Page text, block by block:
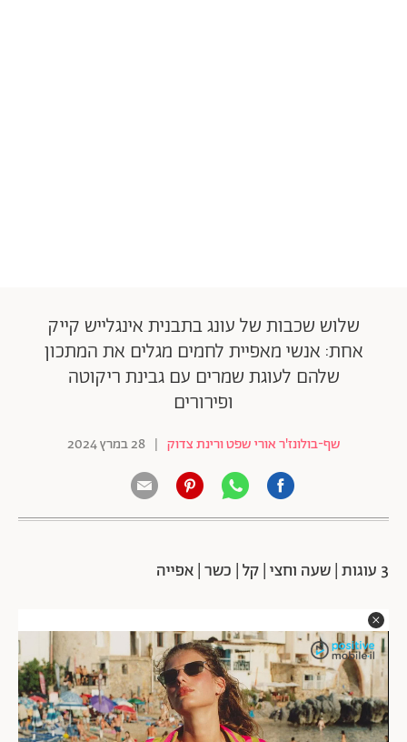
שלוש שכבות של עונג בתבנית אינגלייש קייק
אחת: אנשי מאפיית לחמים מגלים את המתכון
שלהם לעוגת שמרים עם גבינת ריקוטה
ופירורים
שף-בולונז'ר אורי שפט ורינת צדוק | 28 במרץ 2024
3 עוגות | שעה וחצי | קל | כשר | אפייה